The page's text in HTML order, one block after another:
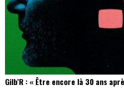
Gilb’R : « Être encore là 30 ans